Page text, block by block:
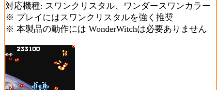
対応機種: スワンクリスタル、ワンダースワンカラー
※ プレイにはスワンクリスタルを強く推奨
※ 本製品の動作には WonderWitchは必要ありません